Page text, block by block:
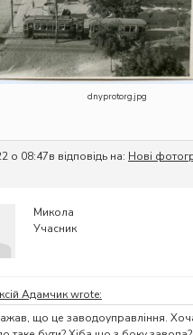
dnyprotorg.jpg
о 08:47в відповідь на: Нові
Микола
Учасник
Адамчик wrote:
що це заводоуправління.